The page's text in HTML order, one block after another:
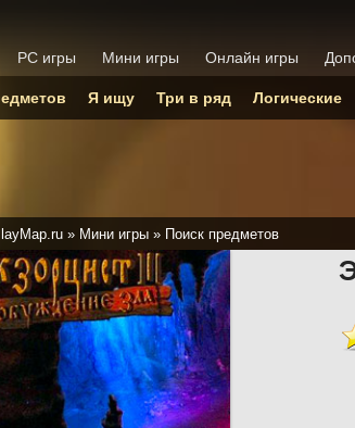
» Мини игры » Поиск предметов
PC игры Мини игры Онлайн игры
Я ищу Три в ряд Логические